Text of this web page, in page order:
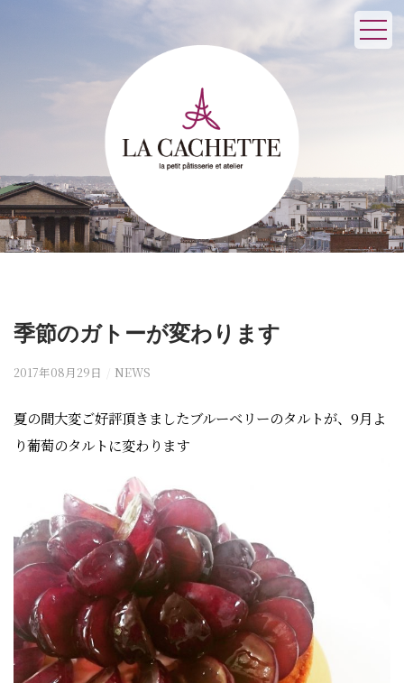
季節のガトーが変わります
2017年08月29日 NEWS
夏の間大変ご好評頂きましたブルーベリーのタルトが、9月よ
り葡萄のタルトに変わります